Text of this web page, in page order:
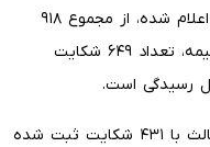
به گزارش ایلنا از بیمه مرکزی، طبق آمار اعلام شده، از مجموع ۹۱۸
شکایت ثبت شده در رشته‌های مختلف بیمه، تعداد ۶۴۹ شکایت
براساس این گزارش، رشته بیمه شخص ثالث با ۴۳۱ شکایت ثبت شده